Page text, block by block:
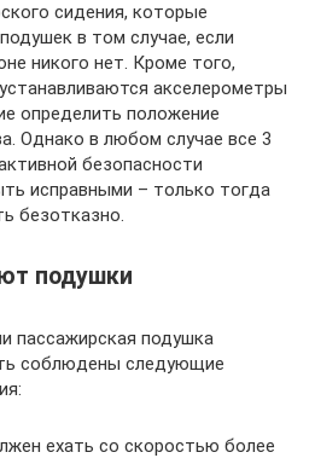
сидения, которые
в том случае, если
никого нет. Кроме того,
акселерометры
определить положение
Однако в любом случае все 3
безопасности
исправными – только тогда
безотказно.
подушки
пассажирская подушка
соблюдены следующие
ехать со скоростью более